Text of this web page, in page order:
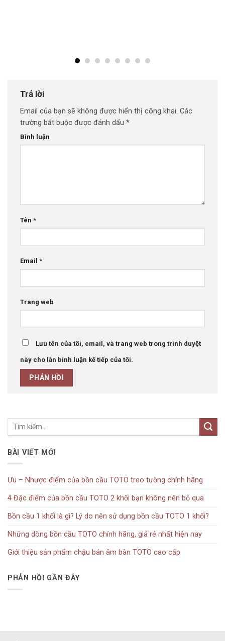
Trả lời
Email của bạn sẽ không được hiển thị công khai. Các
trường bắt buộc được đánh dấu *
Bình luận
Tên *
Email *
Trang web
Lưu tên của tôi, email, và trang web trong trình duyệt
này cho lần bình luận kế tiếp của tôi.
BÀI VIẾT MỚI
Ưu – Nhược điểm của bồn cầu TOTO treo tường chính hãng
4 Đặc điểm của bồn cầu TOTO 2 khối bạn không nên bỏ qua
Bồn cầu 1 khối là gì? Lý do nên sử dụng bồn cầu TOTO 1 khối?
Những dòng bồn cầu TOTO chính hãng, giá rẻ nhất hiện nay
Giới thiệu sản phẩm chậu bán âm bàn TOTO cao cấp
PHẢN HỒI GẦN ĐÂY